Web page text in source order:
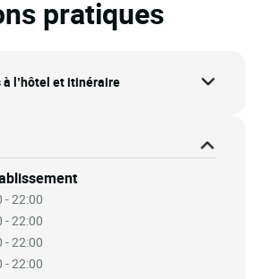
pratiques
à l’hôtel et itinéraire
- 22:00
- 22:00
- 22:00
- 22:00